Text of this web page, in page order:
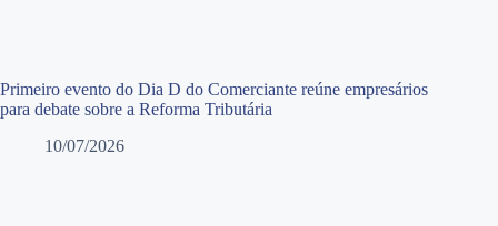
Primeiro evento do Dia D do Comerciante reúne empresários
para debate sobre a Reforma Tributária
10/07/2026